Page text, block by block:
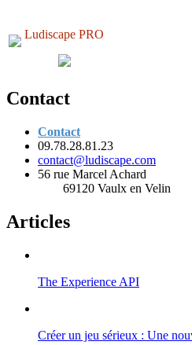
Ludiscape PRO
Contact
Contact
09.78.28.81.23
contact@ludiscape.com
56 rue Marcel Achard
69120 Vaulx en Velin
Articles
The Experience API
Créer un jeu sérieux : Une